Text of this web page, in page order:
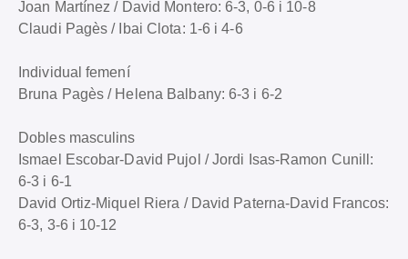
Joan Martínez / David Montero: 6-3, 0-6 i 10-8
Claudi Pagès / Ibai Clota: 1-6 i 4-6
Individual femení
Bruna Pagès / Helena Balbany: 6-3 i 6-2
Dobles masculins
Ismael Escobar-David Pujol / Jordi Isas-Ramon Cunill:
6-3 i 6-1
David Ortiz-Miquel Riera / David Paterna-David Francos:
6-3, 3-6 i 10-12